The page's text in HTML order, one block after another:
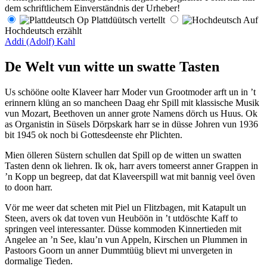
dem schriftlichem Einverständnis der Urheber!
Op Plattdüütsch vertellt
Auf
Hochdeutsch erzählt
Addi (Adolf) Kahl
De Welt vun witte un swatte Tasten
Us schööne oolte Klaveer harr Moder vun Grootmoder arft un in ’t
erinnern klüng an so mancheen Daag ehr Spill mit klassische Musik
vun Mozart, Beethoven un anner grote Namens dörch us Huus. Ok
as Organistin in Süsels Dörpskark harr se in düsse Johren vun 1936
bit 1945 ok noch bi Gottesdeenste ehr Plichten.
Mien ölleren Süstern schullen dat Spill op de witten un swatten
Tasten denn ok liehren. Ik ok, harr avers tomeerst anner Grappen in
’n Kopp un begreep, dat dat Klaveerspill wat mit bannig veel öven
to doon harr.
Vör me weer dat scheten mit Piel un Flitzbagen, mit Katapult un
Steen, avers ok dat toven vun Heuböön in ’t utdöschte Kaff to
springen veel interessanter. Düsse kommoden Kinnertieden mit
Angelee an ’n See, klau’n vun Appeln, Kirschen un Plummen in
Pastoors Goorn un anner Dummtüüg blievt mi unvergeten in
dormalige Tieden.